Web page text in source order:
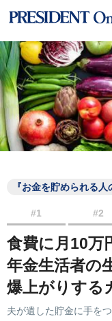
『お金を貯められる人
#1 #2
食費に月10万
年金生活者の
爆上がりする
夫が遺した貯金に手を